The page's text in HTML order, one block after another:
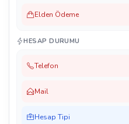
Elden Ödeme
HESAP DURUMU
Telefon
Mail
Hesap Tipi